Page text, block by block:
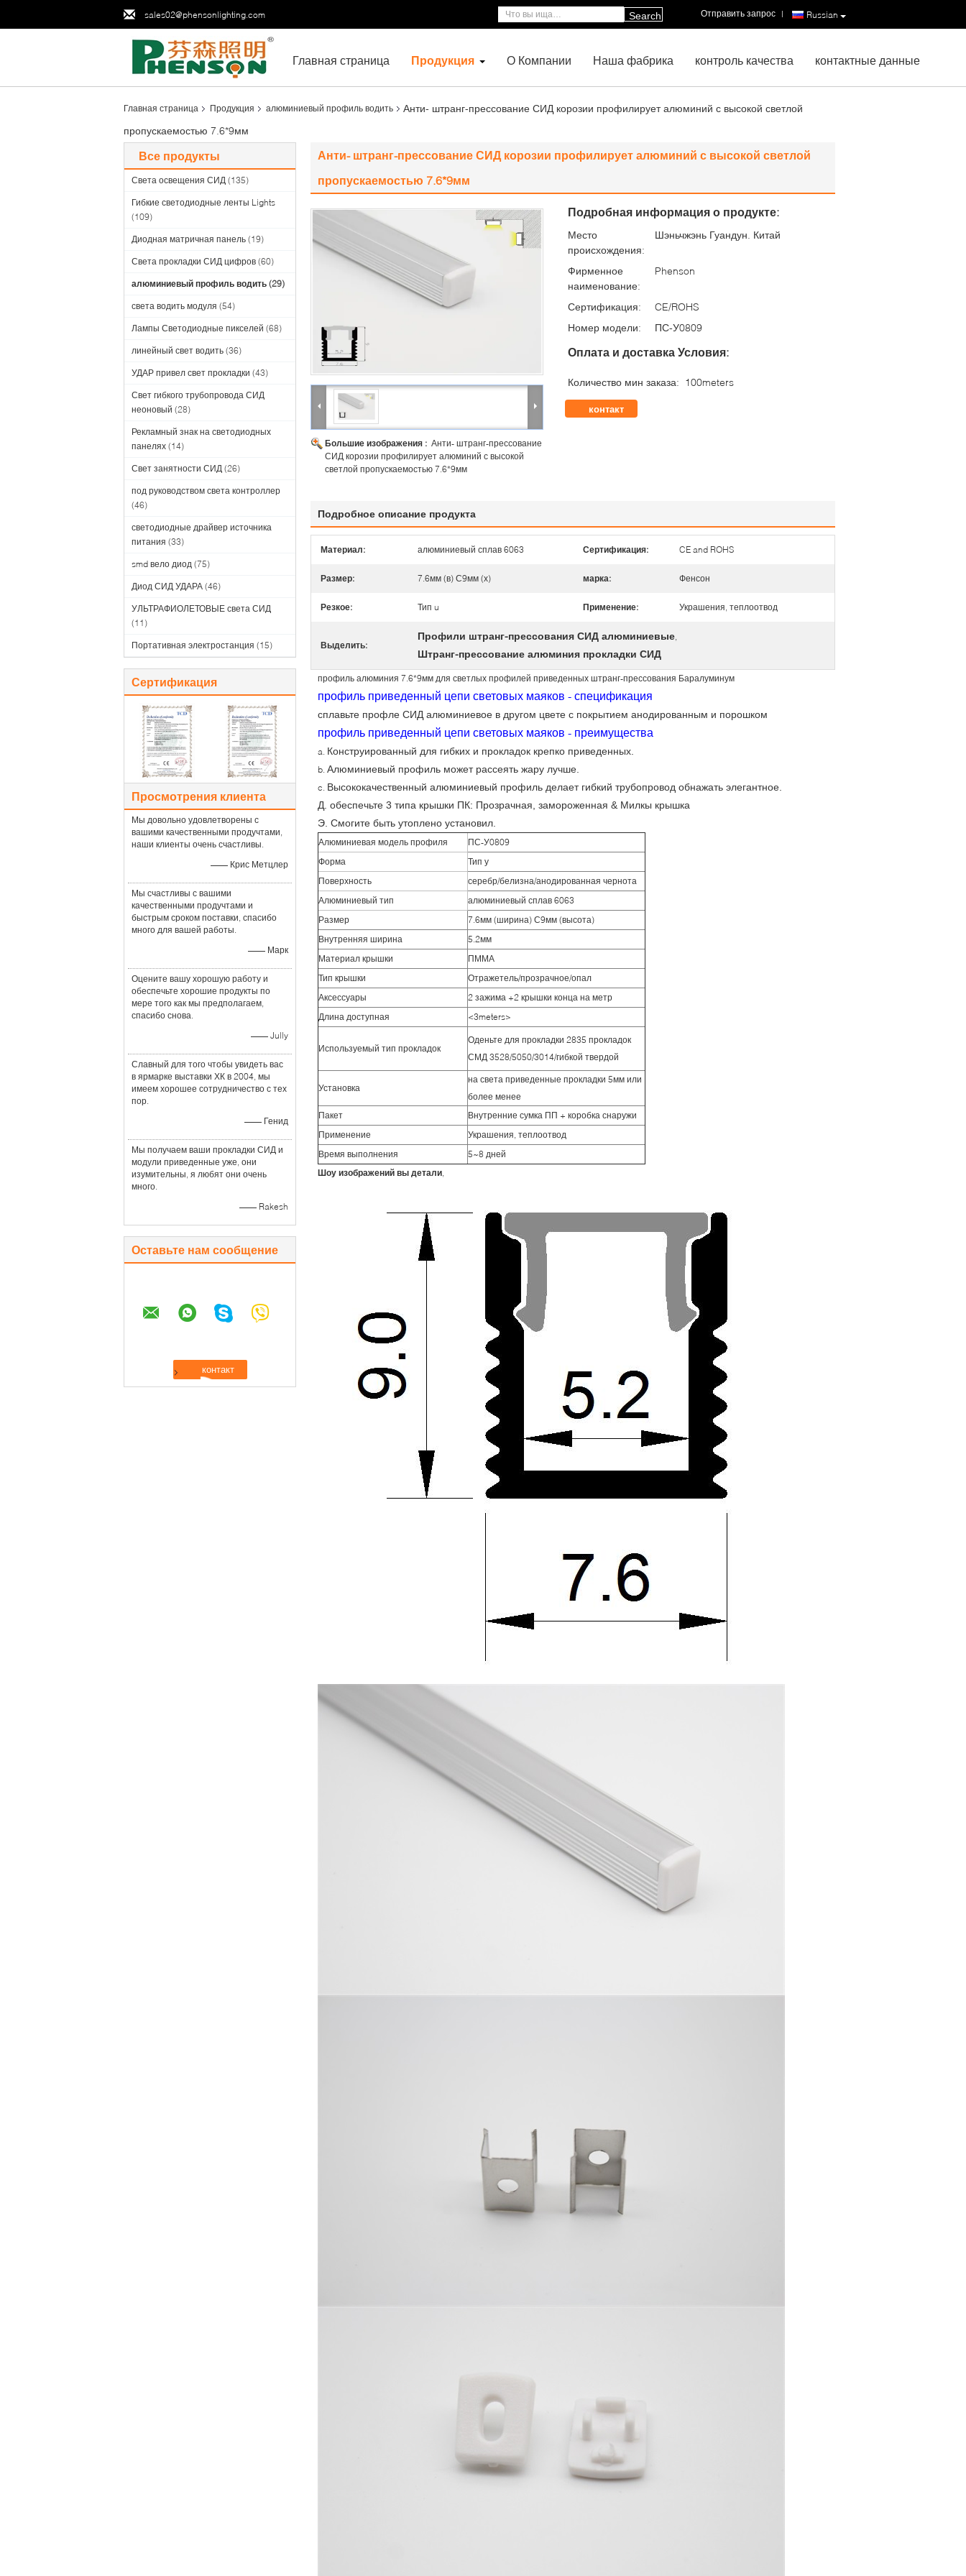
sales02@phensonlighting.com Russian
Отправить запрос |
Search
Главная страница Продукция О Компании Наша фабрика контроль качества контактные данные
Главная страница Продукция алюминиевый профиль водить
Анти- штранг-прессование СИД корозии профилирует алюминий с высокой светлой
пропускаемостью 7.6*9мм
Все продукты
Света освещения СИД (135)
Гибкие светодиодные ленты Lights
(109)
Диодная матричная панель (19)
Света прокладки СИД цифров (60)
алюминиевый профиль водить (29)
света водить модуля (54)
Лампы Светодиодные пикселей (68)
линейный свет водить (36)
УДАР привел свет прокладки (43)
Свет гибкого трубопровода СИД
неоновый (28)
Рекламный знак на светодиодных
панелях (14)
Свет занятности СИД (26)
под руководством света контроллер
(46)
светодиодные драйвер источника
питания (33)
smd вело диод (75)
Диод СИД УДАРА (46)
УЛЬТРАФИОЛЕТОВЫЕ света СИД
(11)
Портативная электростанция (15)
Сертификация
Просмотрения клиента
Мы довольно удовлетворены с
вашими качественными продучтами,
наши клиенты очень счастливы.
—— Крис Метцлер
Мы счастливы с вашими
качественными продучтами и
быстрым сроком поставки, спасибо
много для вашей работы.
—— Марк
Оцените вашу хорошую работу и
обеспечьте хорошие продукты по
мере того как мы предполагаем,
спасибо снова.
—— Jully
Славный для того чтобы увидеть вас
в ярмарке выставки ХК в 2004, мы
имеем хорошее сотрудничество с тех
пор.
—— Генид
Мы получаем ваши прокладки СИД и
модули приведенные уже, они
изумительны, я любят они очень
много.
—— Rakesh
Оставьте нам сообщение
Анти- штранг-прессование СИД корозии профилирует алюминий с высокой светлой
пропускаемостью 7.6*9мм
Большие изображения : Анти- штранг-прессование
СИД корозии профилирует алюминий с высокой
светлой пропускаемостью 7.6*9мм
Подробная информация о продукте:
Место
происхождения:
Шэньчжэнь Гуандун. Китай
Фирменное
наименование:
Phenson
Сертификация:
CE/ROHS
Номер модели:
ПС-У0809
Оплата и доставка Условия:
Количество мин заказа: 100meters
контакт
Подробное описание продукта
Материал: алюминиевый сплав 6063 Сертификация: CE and ROHS
Размер: 7.6мм (в) С9мм (х) марка: Фенсон
Резкое: Тип u Применение: Украшения, теплоотвод
Выделить:
Профили штранг-прессования СИД алюминиевые,
Штранг-прессование алюминия прокладки СИД
профиль алюминия 7.6*9мм для светлых профилей приведенных штранг-прессования Баралуминум
профиль приведенный цепи световых маяков - спецификация
сплавьте профле СИД алюминиевое в другом цвете с покрытием анодированным и порошком
профиль приведенный цепи световых маяков - преимущества
a. Конструированный для гибких и прокладок крепко приведенных.
b. Алюминиевый профиль может рассеять жару лучше.
c. Высококачественный алюминиевый профиль делает гибкий трубопровод обнажать элегантное.
Д. обеспечьте 3 типа крышки ПК: Прозрачная, замороженная & Милкы крышка
Э. Смогите быть утоплено установил.
Алюминиевая модель профиля
ПС-У0809
Форма
Тип у
Поверхность
серебр/белизна/анодированная чернота
Алюминиевый тип
алюминиевый сплав 6063
Размер
7.6мм (ширина) С9мм (высота)
Внутренняя ширина
5.2мм
Материал крышки
ПММА
Тип крышки
Отражетель/прозрачное/опал
Аксессуары
2 зажима +2 крышки конца на метр
Длина доступная
<3meters>
Используемый тип прокладок
Оденьте для прокладки 2835 прокладок
СМД 3528/5050/3014/гибкой твердой
Установка
на света приведенные прокладки 5мм или
более менее
Пакет
Внутренние сумка ПП + коробка снаружи
Применение
Украшения, теплоотвод
Время выполнения
5~8 дней
Шоу изображений вы детали,